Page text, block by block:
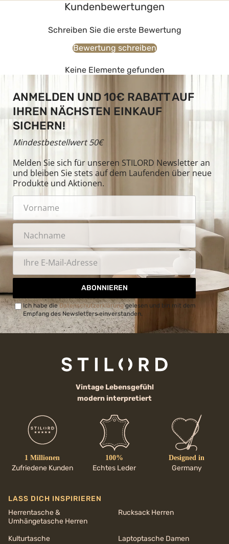
Kundenbewertungen
Schreiben Sie die erste Bewertung
Bewertung schreiben
Keine Elemente gefunden
ANMELDEN UND 10€ RABATT AUF
IHREN NÄCHSTEN EINKAUF
SICHERN!
Mindestbestellwert 50€
Melden Sie sich für unseren STILORD Newsletter an
und bleiben Sie stets auf dem Laufenden über neue
Produkte und Aktionen.
ABONNIEREN
Ich habe dieDatenschutzerklärunggelesen und bin mit dem
Empfang des Newsletters einverstanden.
Vintage Lebensgefühl
modern interpretiert
1 Millionen
Zufriedene Kunden
100%
Echtes Leder
Designed in
Germany
LASS DICH INSPIRIEREN
Herrentasche &
Umhängetasche Herren
Rucksack Herren
Kulturtasche
Laptoptasche Damen